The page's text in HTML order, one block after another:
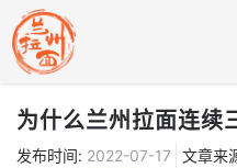
为什么兰州拉面连续
发布时间: 2022-07-17 文章来